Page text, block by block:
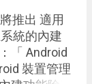
告訴大家
手機基地台
、實用性上
依據需求選
推出 適用
統的內建
「 Android
裝置管理